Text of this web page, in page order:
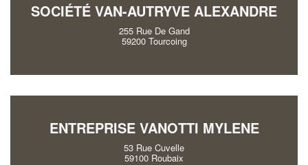
SOCIÉTÉ VAN-AUTRYVE ALEXANDRE
255 Rue De Gand
59200 Tourcoing
ENTREPRISE VANOTTI MYLENE
53 Rue Cuvelle
59100 Roubaix